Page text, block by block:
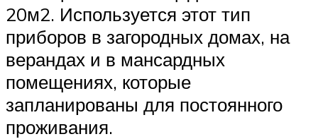
20м2. Используется этот тип
приборов в загородных домах, на
верандах и в мансардных
помещениях, которые
запланированы для постоянного
проживания.